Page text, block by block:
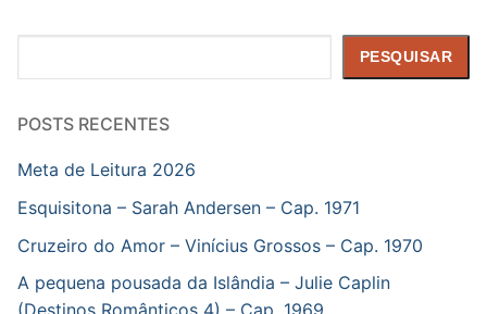
PESQUISAR
POSTS RECENTES
Meta de Leitura 2026
Esquisitona – Sarah Andersen – Cap. 1971
Cruzeiro do Amor – Vinícius Grossos – Cap. 1970
A pequena pousada da Islândia – Julie Caplin